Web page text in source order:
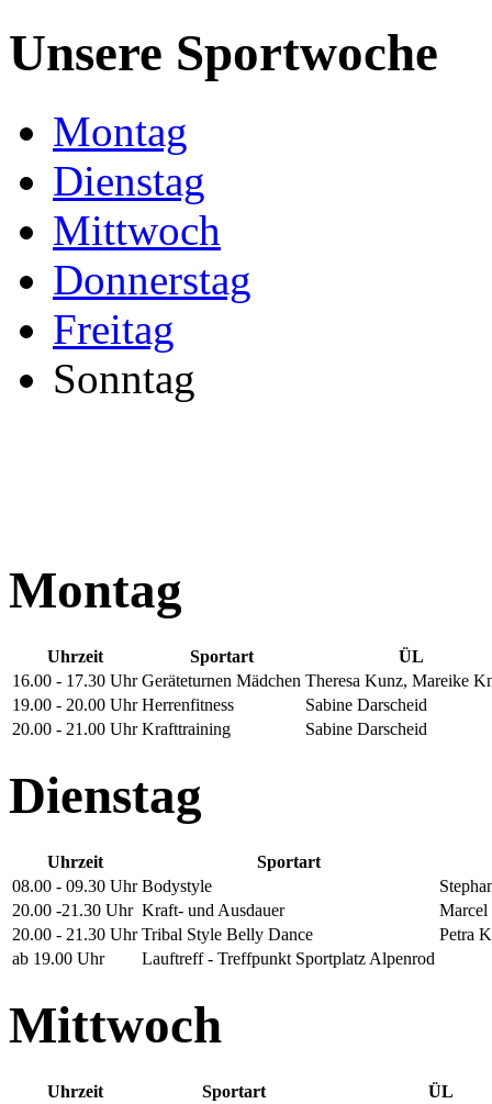
Unsere Sportwoche
Montag
Dienstag
Mittwoch
Donnerstag
Freitag
Sonntag
Montag
Uhrzeit Sportart
ÜL
16.00 - 17.30 Uhr Geräteturnen Mädchen Theresa Kunz, Mareike
19.00 - 20.00 Uhr Herrenfitness
Sabine Darscheid
20.00 - 21.00 Uhr Krafttraining Sabine Darscheid
Dienstag
Uhrzeit
Sportart
08.00 - 09.30 Uhr Bodystyle
20.00 -21.30 Uhr Kraft- und Ausdauer
20.00 - 21.30 Uhr Tribal Style Belly Dance
Petra
ab 19.00 Uhr
Lauftreff - Treffpunkt Sportplatz Alpenrod
Mittwoch
Uhrzeit Sportart
ÜL